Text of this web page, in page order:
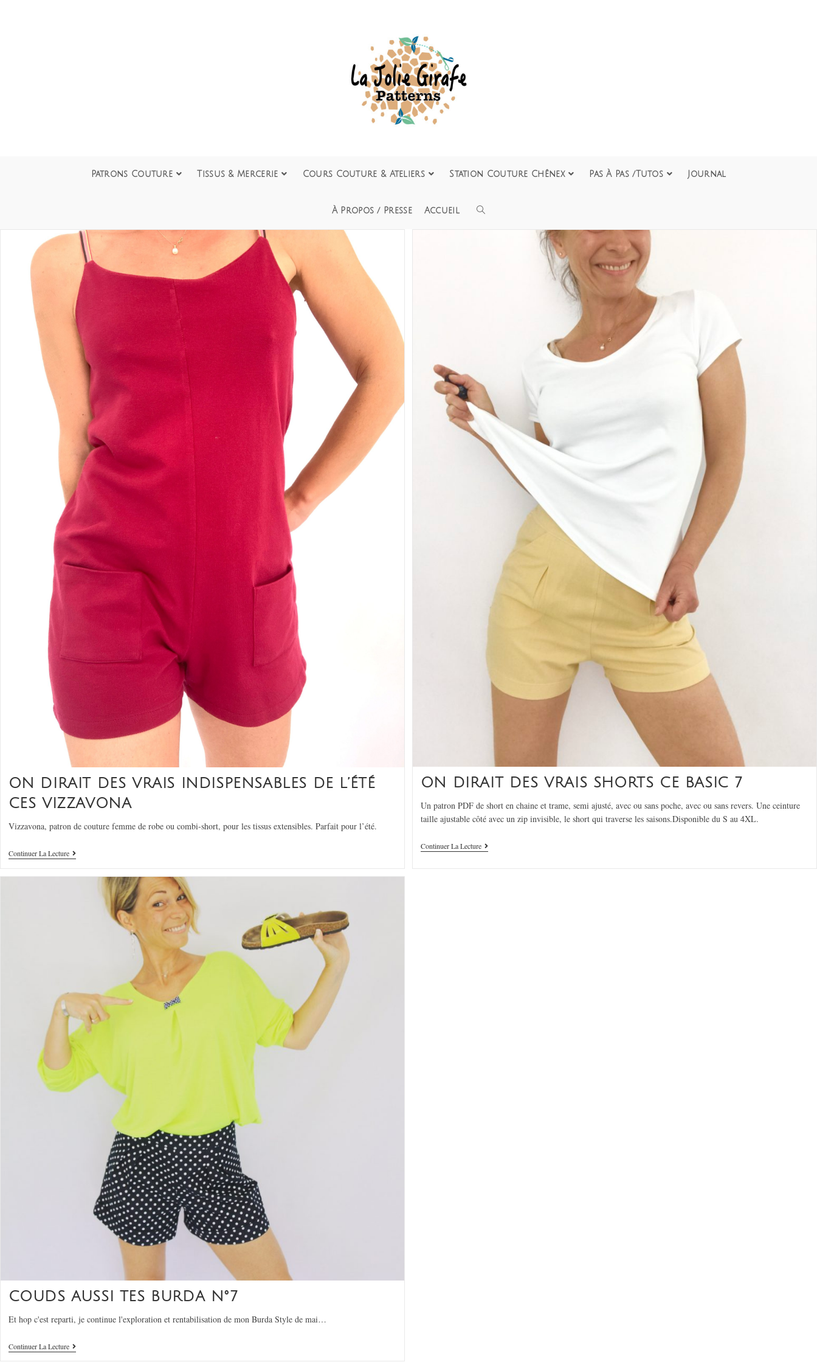
Patrons Couture Tissus & Mercerie Cours Couture & Ateliers Station Couture Chênex Pas À Pas /Tutos Journal
À Propos / Presse Accueil
ON DIRAIT DES VRAIS INDISPENSABLES DE L’ÉTÉ
CES VIZZAVONA
Vizzavona, patron de couture femme de robe ou combi-short, pour les tissus extensibles. Parfait pour l’été.
Continuer La Lecture
ON DIRAIT DES VRAIS SHORTS CE BASIC 7
Un patron PDF de short en chaine et trame, semi ajusté, avec ou sans poche, avec ou sans revers. Une ceinture
taille ajustable côté avec un zip invisible, le short qui traverse les saisons.Disponible du S au 4XL.
Continuer La Lecture
COUDS AUSSI TES BURDA N°7
Et hop c'est reparti, je continue l'exploration et rentabilisation de mon Burda Style de mai…
Continuer La Lecture